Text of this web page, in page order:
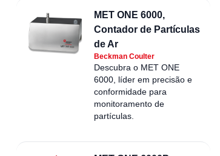
MET ONE 6000,
Contador de Partículas
de Ar
Beckman Coulter
Descubra o MET ONE
6000, líder em precisão e
conformidade para
monitoramento de
partículas.